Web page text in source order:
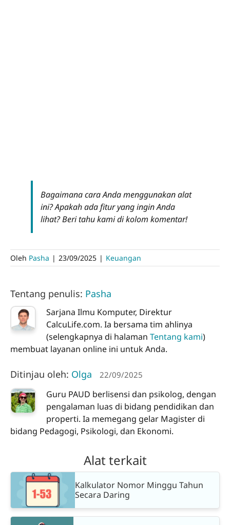
Bagaimana cara Anda menggunakan alat
ini? Apakah ada fitur yang ingin Anda
lihat? Beri tahu kami di kolom komentar!
Oleh Pasha | 23/09/2025 | Keuangan
Tentang penulis: Pasha
Sarjana Ilmu Komputer, Direktur
CalcuLife.com. Ia bersama tim ahlinya
(selengkapnya di halaman Tentang kami)
membuat layanan online ini untuk Anda.
Ditinjau oleh: Olga 22/09/2025
Guru PAUD berlisensi dan psikolog, dengan
pengalaman luas di bidang pendidikan dan
properti. Ia memegang gelar Magister di
bidang Pedagogi, Psikologi, dan Ekonomi.
Alat terkait
Kalkulator Nomor Minggu Tahun
Secara Daring